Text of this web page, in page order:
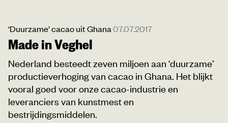
‘Duurzame’ cacao uit Ghana07.07.2017
Made in Veghel
Nederland besteedt zeven miljoen aan ‘duurzame’
productieverhoging van cacao in Ghana. Het blijkt
vooral goed voor onze cacao-industrie en
leveranciers van kunstmest en
bestrijdingsmiddelen.